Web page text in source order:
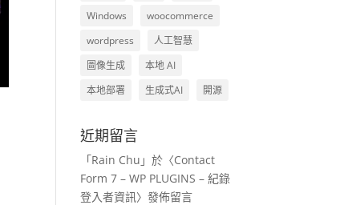
Windows
woocommerce
wordpress
人工智慧
圖像生成
本地 AI
本地部署
生成式AI 開源
近期留言
「Rain Chu 」於〈Contact
Form 7 – WP PLUGINS – 紀錄
登入者資訊〉發佈留言